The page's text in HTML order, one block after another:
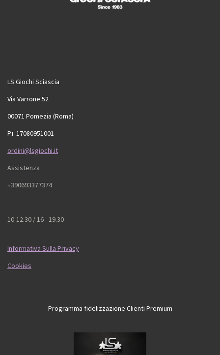
LS Giochi Sciascia
Via Varrone 52
00071 Pomezia (Roma)
P.i. 17080951001
ordini@lsgiochi.it
Assistenza
+390693377374
10-12.30 / 16 - 19.30
Informativa Sulla Privacy
Cookies
Programma fidelizzazione Clienti Premium